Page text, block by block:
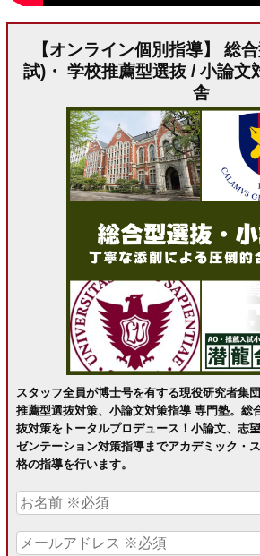
【オンライン個別指導】 総
試)・ 学校推薦型選抜 / 小論文
舎
スタッフ全員が博士号を有する現役研究者集
推薦型選抜対策、小論文対策指導 専門塾。総
抜対策をトータルプロデュース！小論文、志
ゼンテーション対策指導までアカデミック・
格の指導を行います。